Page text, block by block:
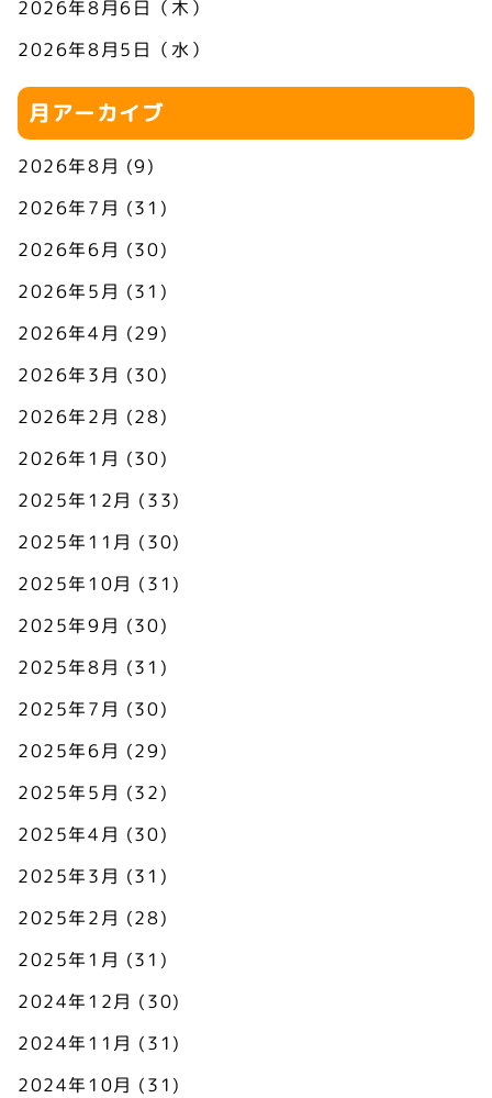
2026年8月6日（木）
2026年8月5日（水）
月アーカイブ
2026年8月 (9)
2026年7月 (31)
2026年6月 (30)
2026年5月 (31)
2026年4月 (29)
2026年3月 (30)
2026年2月 (28)
2026年1月 (30)
2025年12月 (33)
2025年11月 (30)
2025年10月 (31)
2025年9月 (30)
2025年8月 (31)
2025年7月 (30)
2025年6月 (29)
2025年5月 (32)
2025年4月 (30)
2025年3月 (31)
2025年2月 (28)
2025年1月 (31)
2024年12月 (30)
2024年11月 (31)
2024年10月 (31)